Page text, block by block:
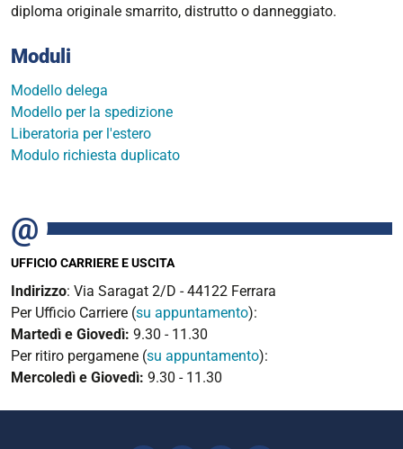
diploma originale smarrito, distrutto o danneggiato.
Moduli
Modello delega
Modello per la spedizione
Liberatoria per l'estero
Modulo richiesta duplicato
UFFICIO CARRIERE E USCITA
Indirizzo: Via Saragat 2/D - 44122 Ferrara
Per Ufficio Carriere (su appuntamento):
Martedì e Giovedì: 9.30 - 11.30
Per ritiro pergamene (su appuntamento):
Mercoledì e Giovedì: 9.30 - 11.30